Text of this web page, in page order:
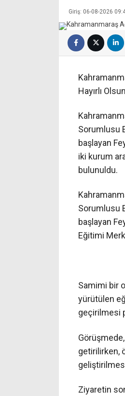
Giriş: 06-08-2026
Hayırlı
Sorumlusu
başlayan
iki kurum
bulunuldu.
Sorumlusu
başlayan
Eğitimi
Samimi bir
yürütülen
geçirilmesi
getirilirken,
Ziyaretin